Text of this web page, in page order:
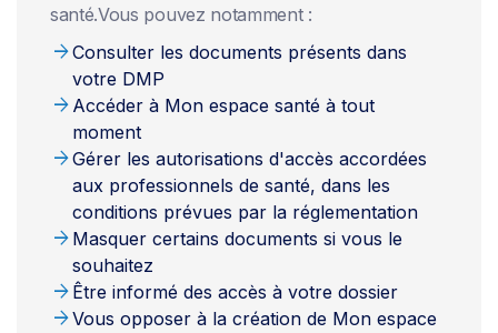
santé.Vous pouvez notamment :
arrow_forwardConsulter les documents présents dans
votre DMP
arrow_forward Accéder à Mon espace santé à tout
moment
arrow_forwardGérer les autorisations d'accès accordées
aux professionnels de santé, dans les
conditions prévues par la réglementation
arrow_forward Masquer certains documents si vous le
souhaitez
arrow_forward Être informé des accès à votre dossier
arrow_forwardVous opposer à la création de Mon espace